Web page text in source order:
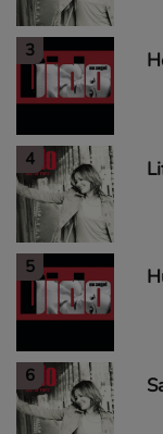
3
4
5
6